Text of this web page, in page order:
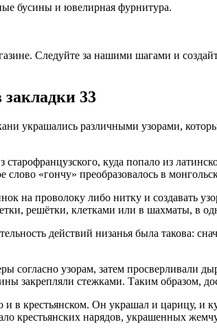
бусины и ювелирная фурнитура.
Следуйте за нашими шагами и
33
украшались различными узорами,
куда попало из
«гончу» преобразовалось в
на проволоку либо нитку и создавать
решётки, клетками или в шахматы, в
действий низанья была такова:
согласно узорам, затем просверливали
закрепляли стежками. Таким образом,
в крестьянском. Он украшал и царицу, и
крестьянских нарядов, украшенных